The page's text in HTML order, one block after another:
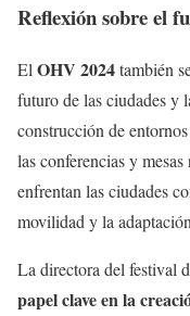
Reflexión sobre el
ElOHV 2024también
futuro de las ciudades y
construcción de
las conferencias y
enfrentan las ciudades
movilidad y la
La directora del festival
papel clave en la